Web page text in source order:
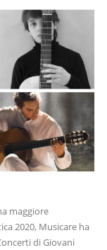
maggiore
2020, Musicare ha
di Giovani